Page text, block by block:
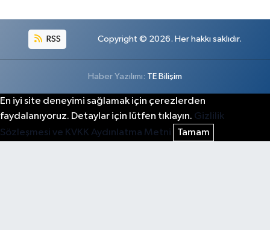
RSS Copyright © 2026. Her hakkı saklıdır.
Haber Yazılımı: TE Bilişim
En iyi site deneyimi sağlamak için çerezlerden
faydalanıyoruz. Detaylar için lütfen tıklayın. Gizlilik
Sözleşmesi ve KVKK Aydınlatma Metni
Tamam